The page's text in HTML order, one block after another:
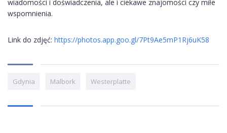
wiadomości i doświadczenia, ale i ciekawe znajomości czy miłe
wspomnienia.
Link do zdjęć: https://photos.app.goo.gl/7Pt9Ae5mP1Rj6uK58
Gdynia Malbork Westerplatte